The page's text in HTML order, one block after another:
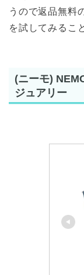
うので返品無料
を試してみるこ
(ニーモ)
ジュアリー